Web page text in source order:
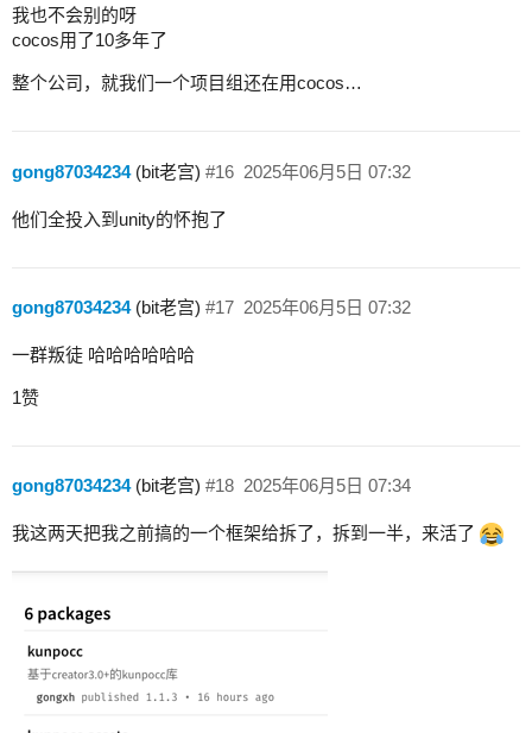
我也不会别的呀
cocos用了10多年了
整个公司，就我们一个项目组还在用cocos…
gong87034234(bit老宫) 2025年06月5日 07:32
#16
他们全投入到unity的怀抱了
gong87034234(bit老宫) 2025年06月5日 07:32
#17
一群叛徒 哈哈哈哈哈哈
1赞
gong87034234(bit老宫) 2025年06月5日 07:34
#18
我这两天把我之前搞的一个框架给拆了，拆到一半，来活了